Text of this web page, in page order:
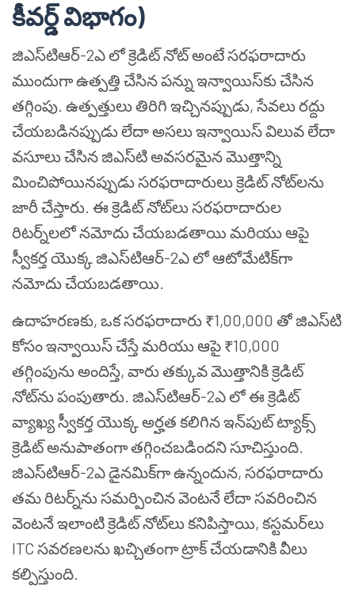
కీవర్డ్ విభాగం)
జిఎస్‌టి‌ఆర్-2ఎ లో క్రెడిట్ నోట్ అంటే సరఫరాదారు
ముందుగా ఉత్పత్తి చేసిన పన్ను ఇన్వాయిస్‌కు చేసిన
తగ్గింపు. ఉత్పత్తులు తిరిగి ఇచ్చినప్పుడు, సేవలు రద్దు
చేయబడినప్పుడు లేదా అసలు ఇన్వాయిస్ విలువ లేదా
వసూలు చేసిన జిఎస్‌టి అవసరమైన మొత్తాన్ని
మించిపోయినప్పుడు సరఫరాదారులు క్రెడిట్ నోట్‌లను
జారీ చేస్తారు. ఈ క్రెడిట్ నోట్‌లు సరఫరాదారుల
రిటర్న్‌లలో నమోదు చేయబడతాయి మరియు ఆపై
స్వీకర్త యొక్క జిఎస్‌టి‌ఆర్-2ఎ లో ఆటోమేటిక్‌గా
నమోదు చేయబడతాయి.
ఉదాహరణకు, ఒక సరఫరాదారు ₹1,00,000 తో జిఎస్‌టి
కోసం ఇన్వాయిస్ చేస్తే మరియు ఆపై ₹10,000
తగ్గింపును అందిస్తే, వారు తక్కువ మొత్తానికి క్రెడిట్
నోట్‌ను పంపుతారు. జిఎస్‌టి‌ఆర్-2ఎ లో ఈ క్రెడిట్
వ్యాఖ్య స్వీకర్త యొక్క అర్హత కలిగిన ఇన్‌పుట్ ట్యాక్స్
క్రెడిట్ అనుపాతంగా తగ్గించబడిందని సూచిస్తుంది.
జిఎస్‌టి‌ఆర్-2ఎ డైనమిక్‌గా ఉన్నందున, సరఫరాదారు
తమ రిటర్న్‌ను సమర్పించిన వెంటనే లేదా సవరించిన
వెంటనే ఇలాంటి క్రెడిట్ నోట్‌లు కనిపిస్తాయి, కస్టమర్‌లు
ITC సవరణలను ఖచ్చితంగా ట్రాక్ చేయడానికి వీలు
కల్పిస్తుంది.